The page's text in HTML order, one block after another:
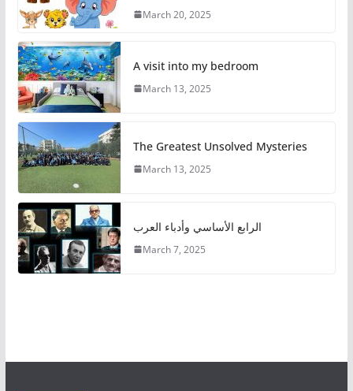
March 20, 2025
A visit into my bedroom
March 13, 2025
The Greatest Unsolved Mysteries
March 13, 2025
الرابع الأساسي وأدباء العرب
March 7, 2025